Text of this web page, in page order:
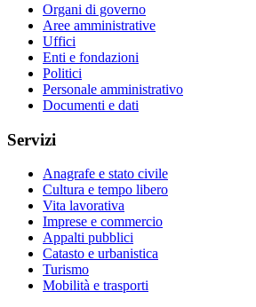
Organi di governo
Aree amministrative
Uffici
Enti e fondazioni
Politici
Personale amministrativo
Documenti e dati
Servizi
Anagrafe e stato civile
Cultura e tempo libero
Vita lavorativa
Imprese e commercio
Appalti pubblici
Catasto e urbanistica
Turismo
Mobilità e trasporti